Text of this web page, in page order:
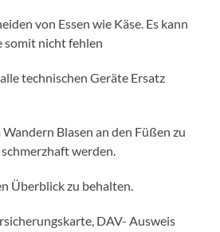
von Essen wie Käse. Es kann
somit nicht fehlen
technischen Geräte Ersatz
Blasen an den Füßen zu
werden.
Überblick zu behalten.
DAV- Ausweis